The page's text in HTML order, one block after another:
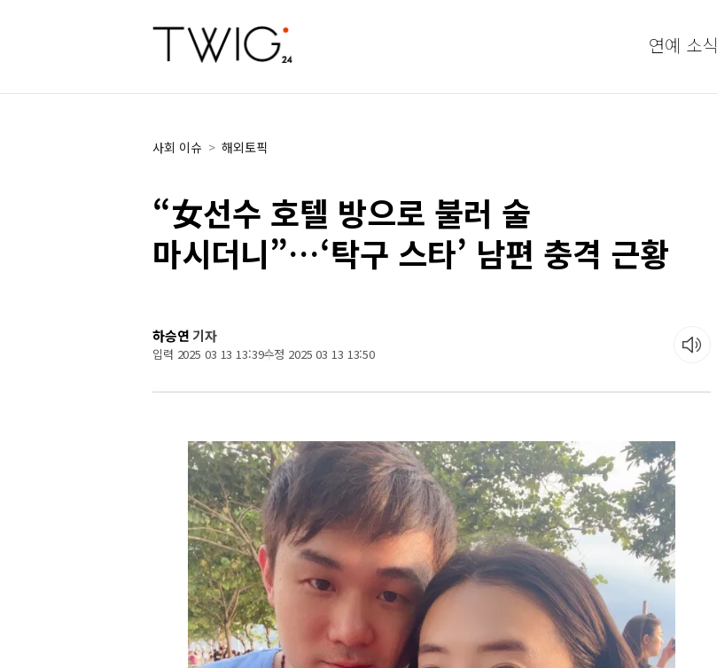
연예 소식
사회 이슈 > 해외토픽
“女선수 호텔 방으로 불러 술
마시더니”…‘탁구 스타’ 남편 충격 근황
하승연기자
입력 2025 03 13 13:39수정 2025 03 13 13:50